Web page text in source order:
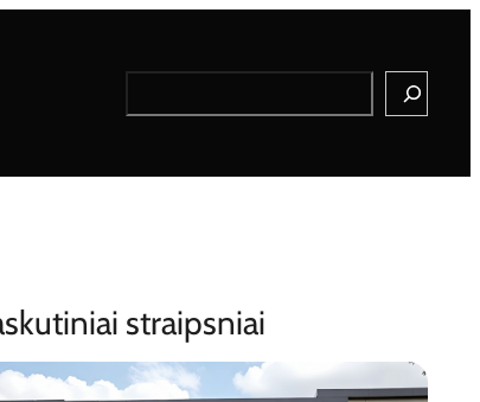
Search
straipsniai